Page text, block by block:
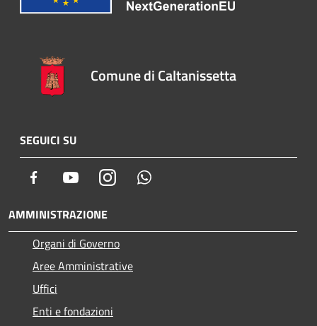
Comune di Caltanissetta
SEGUICI SU
Facebook YoutubeInstagram
AMMINISTRAZIONE
Organi di Governo
Aree Amministrative
Uffici
Enti e fondazioni